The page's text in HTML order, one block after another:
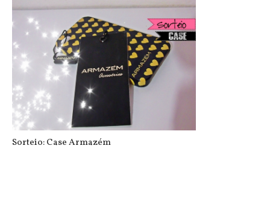
Minha semana no Instagram
Sorteio: Case Armazém